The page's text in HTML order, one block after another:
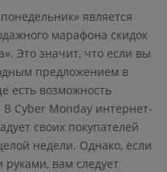
является
марафона скидок
Это значит, что если вы
предложением в
есть возможность
В Cyber Monday интернет-
своих покупателей
недели. Однако, если
руками, вам следует